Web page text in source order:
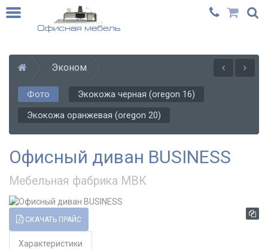
Эконом
Фото
Экокожа черная (oregon 16)
Экокожа оранжевая (oregon 20)
Офисный диван BUSINESS
Мебельная фабрика МВК
СКАЧАТЬ ПРАЙС
Характеристики